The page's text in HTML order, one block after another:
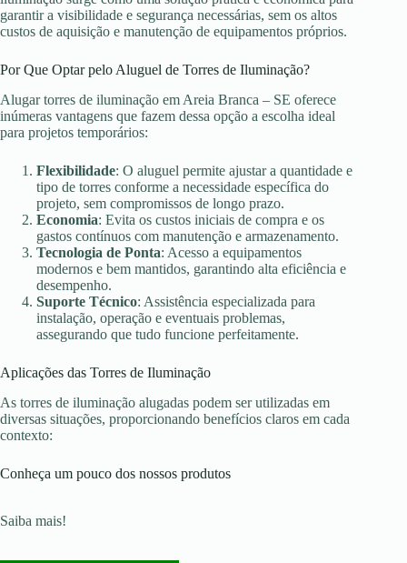
garantir a visibilidade e segurança necessárias, sem os altos
custos de aquisição e manutenção de equipamentos próprios.
Por Que Optar pelo Aluguel de Torres de Iluminação?
Alugar torres de iluminação em Areia Branca – SE oferece
inúmeras vantagens que fazem dessa opção a escolha ideal
para projetos temporários:
Flexibilidade: O aluguel permite ajustar a quantidade e
tipo de torres conforme a necessidade específica do
projeto, sem compromissos de longo prazo.
Economia: Evita os custos iniciais de compra e os
gastos contínuos com manutenção e armazenamento.
Tecnologia de Ponta: Acesso a equipamentos
modernos e bem mantidos, garantindo alta eficiência e
desempenho.
Suporte Técnico: Assistência especializada para
instalação, operação e eventuais problemas,
assegurando que tudo funcione perfeitamente.
Aplicações das Torres de Iluminação
As torres de iluminação alugadas podem ser utilizadas em
diversas situações, proporcionando benefícios claros em cada
contexto:
Conheça um pouco dos nossos produtos
Saiba mais!